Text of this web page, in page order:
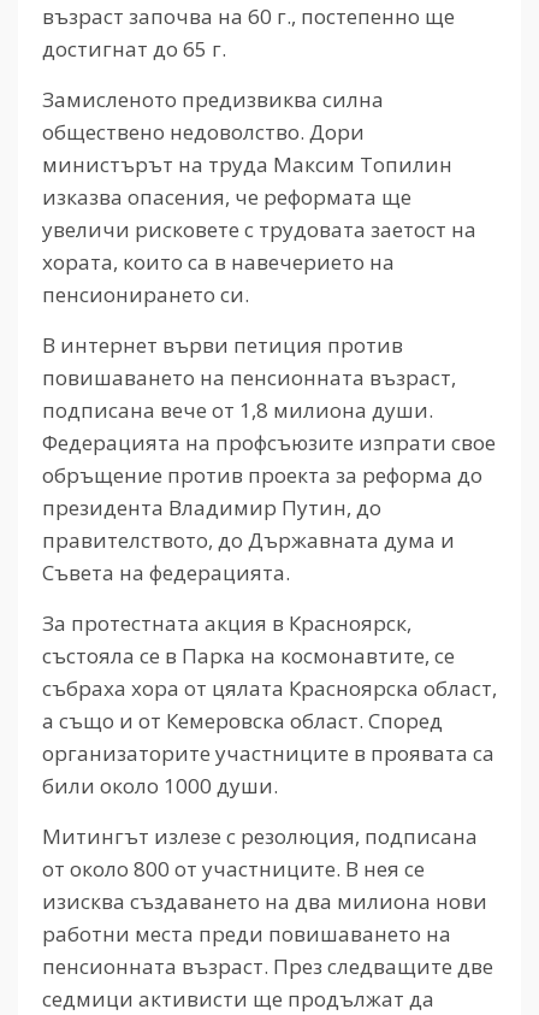
възраст започва на 60 г., постепенно ще
достигнат до 65 г.
Замисленото предизвиква силна
обществено недоволство. Дори
министърът на труда Максим Топилин
изказва опасения, че реформата ще
увеличи рисковете с трудовата заетост на
хората, които са в навечерието на
пенсионирането си.
В интернет върви петиция против
повишаването на пенсионната възраст,
подписана вече от 1,8 милиона души.
Федерацията на профсъюзите изпрати свое
обръщение против проекта за реформа до
президента Владимир Путин, до
правителството, до Държавната дума и
Съвета на федерацията.
За протестната акция в Красноярск,
състояла се в Парка на космонавтите, се
събраха хора от цялата Красноярска област,
а също и от Кемеровска област. Според
организаторите участниците в проявата са
били около 1000 души.
Митингът излезе с резолюция, подписана
от около 800 от участниците. В нея се
изисква създаването на два милиона нови
работни места преди повишаването на
пенсионната възраст. През следващите две
седмици активисти ще продължат да